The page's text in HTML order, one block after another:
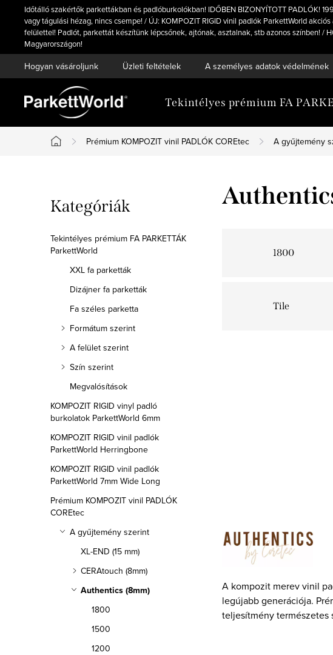
tartalomhoz
Időtálló szakértők parkettákban és padlóburkolókban! IDŐBEN BIZONYÍTOTT PADLÓK!
vagy tágulási hézag, nincs csempe! / ÚJ: KOMPOZIT RIGID vinil padlók ParkettWorld
felülettel! Padlót, parkettát készítünk lépcsőnek, ajtónak, asztalnak, stb azonos színben! /
Magyarországon!
Hogyan vásároljunk Üzleti feltételek A személyes adatok védelmének
Tekintélyes prémium FA
Kezdőlap
Prémium KOMPOZIT vinil PADLÓK COREtec A gyűjtemény
l
d
a
n
e
l
Kategóriák
átugrása
Kategóriák
Tekintélyes prémium FA PARKETTÁK
ParkettWorld
XXL fa parketták
Dizájner fa parketták
Fa széles parketta
Formátum szerint
A felület szerint
Szín szerint
Megvalósítások
KOMPOZIT RIGID vinyl padló
burkolatok ParkettWorld 6mm
KOMPOZIT RIGID vinil padlók
ParkettWorld Herringbone
KOMPOZIT RIGID vinil padlók
ParkettWorld 7mm Wide Long
Prémium KOMPOZIT vinil PADLÓK
COREtec
A gyűjtemény szerint
XL-END (15 mm)
CERAtouch (8mm)
Authentics (8mm)
1800
1500
1200
1800
Tile
A kompozit merev vinil
legújabb generációja.
teljesítmény természetes